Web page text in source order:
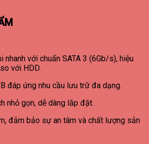
với chuẩn SATA 3 (6Gb/s), hiệu
với HDD.
đáp ứng nhu cầu lưu trữ đa dạng.
nhỏ gọn, dễ dàng lắp đặt.
đảm bảo sự an tâm và chất lượng sản